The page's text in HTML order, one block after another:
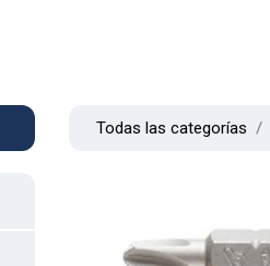
Todas las categorías